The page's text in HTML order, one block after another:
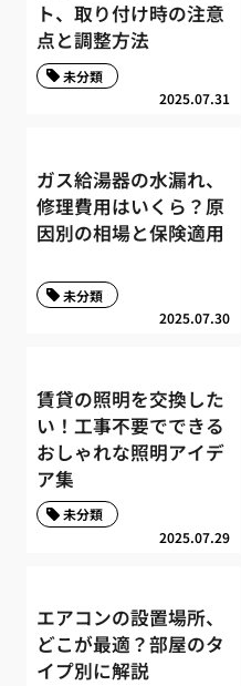
ト、取り付け時の注意
点と調整方法
2025.07.31
未分類
ガス給湯器の水漏れ、
修理費用はいくら？原
因別の相場と保険適用
2025.07.30
未分類
賃貸の照明を交換した
い！工事不要でできる
おしゃれな照明アイデ
ア集
2025.07.29
未分類
エアコンの設置場所、
どこが最適？部屋のタ
イプ別に解説